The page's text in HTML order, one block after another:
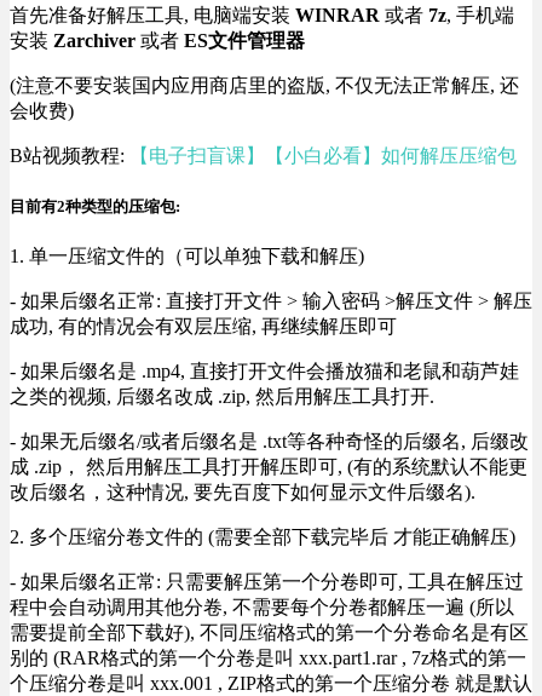
首先准备好解压工具, 电脑端安装 WINRAR 或者 7z, 手机端
安装 Zarchiver 或者 ES文件管理器
(注意不要安装国内应用商店里的盗版, 不仅无法正常解压, 还
会收费)
B站视频教程: 【电子扫盲课】【小白必看】如何解压压缩包
目前有2种类型的压缩包:
1. 单一压缩文件的（可以单独下载和解压)
- 如果后缀名正常: 直接打开文件 > 输入密码 >解压文件 > 解压
成功, 有的情况会有双层压缩, 再继续解压即可
- 如果后缀名是 .mp4, 直接打开文件会播放猫和老鼠和葫芦娃
之类的视频, 后缀名改成 .zip, 然后用解压工具打开.
- 如果无后缀名/或者后缀名是 .txt等各种奇怪的后缀名, 后缀改
成 .zip， 然后用解压工具打开解压即可, (有的系统默认不能更
改后缀名，这种情况, 要先百度下如何显示文件后缀名).
2. 多个压缩分卷文件的 (需要全部下载完毕后 才能正确解压)
- 如果后缀名正常: 只需要解压第一个分卷即可, 工具在解压过
程中会自动调用其他分卷, 不需要每个分卷都解压一遍 (所以
需要提前全部下载好), 不同压缩格式的第一个分卷命名是有区
别的 (RAR格式的第一个分卷是叫 xxx.part1.rar , 7z格式的第一
个压缩分卷是叫 xxx.001 , ZIP格式的第一个压缩分卷 就是默认